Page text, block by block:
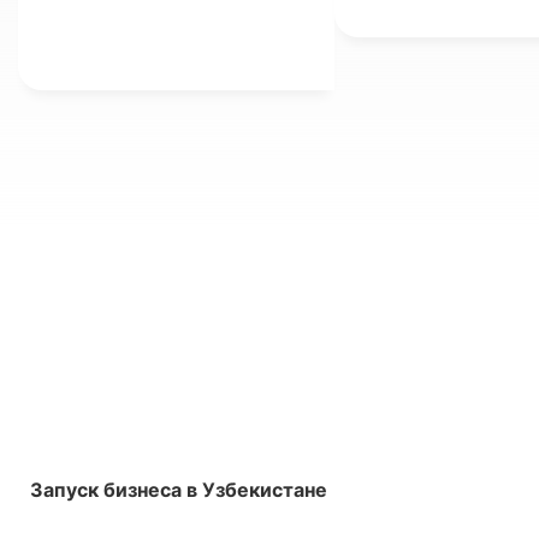
Запуск бизнеса в Узбекистане